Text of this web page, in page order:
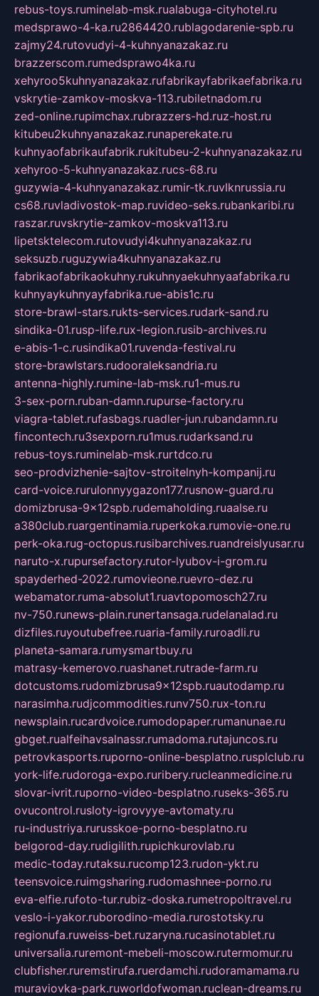
rebus-toys.ruminelab-msk.rualabuga-cityhotel.ru
medsprawo-4-ka.ru2864420.rublagodarenie-spb.ru
zajmy24.rutovudyi-4-kuhnyanazakaz.ru
brazzerscom.rumedsprawo4ka.ru
xehyroo5kuhnyanazakaz.rufabrikayfabrikaefabrika.ru
vskrytie-zamkov-moskva-113.rubiletnadom.ru
zed-online.rupimchax.rubrazzers-hd.ruz-host.ru
kitubeu2kuhnyanazakaz.runaperekate.ru
kuhnyaofabrikaufabrik.rukitubeu-2-kuhnyanazakaz.ru
xehyroo-5-kuhnyanazakaz.rucs-68.ru
guzywia-4-kuhnyanazakaz.rumir-tk.ruvlknrussia.ru
cs68.ruvladivostok-map.ruvideo-seks.rubankaribi.ru
raszar.ruvskrytie-zamkov-moskva113.ru
lipetsktelecom.rutovudyi4kuhnyanazakaz.ru
seksuzb.ruguzywia4kuhnyanazakaz.ru
fabrikaofabrikaokuhny.rukuhnyaekuhnyaafabrika.ru
kuhnyaykuhnyayfabrika.rue-abis1c.ru
store-brawl-stars.rukts-services.rudark-sand.ru
sindika-01.rusp-life.rux-legion.rusib-archives.ru
e-abis-1-c.rusindika01.ruvenda-festival.ru
store-brawlstars.rudooraleksandria.ru
antenna-highly.rumine-lab-msk.ru1-mus.ru
3-sex-porn.ruban-damn.rupurse-factory.ru
viagra-tablet.rufasbags.ruadler-jun.rubandamn.ru
fincontech.ru3sexporn.ru1mus.rudarksand.ru
rebus-toys.ruminelab-msk.rurtdco.ru
seo-prodvizhenie-sajtov-stroitelnyh-kompanij.ru
card-voice.rurulonnyygazon177.rusnow-guard.ru
domizbrusa-9x12spb.rudemaholding.ruaalse.ru
a380club.ruargentinamia.ruperkoka.rumovie-one.ru
perk-oka.rug-octopus.rusibarchives.ruandreislyusar.ru
naruto-x.rupursefactory.rutor-lyubov-i-grom.ru
spayderhed-2022.rumovieone.ruevro-dez.ru
webamator.ruma-absolut1.ruavtopomosch27.ru
nv-750.runews-plain.runertansaga.rudelanalad.ru
dizfiles.ruyoutubefree.ruaria-family.ruroadli.ru
planeta-samara.rumysmartbuy.ru
matrasy-kemerovo.ruashanet.rutrade-farm.ru
dotcustoms.rudomizbrusa9x12spb.ruautodamp.ru
narasimha.rudjcommodities.runv750.rux-ton.ru
newsplain.rucardvoice.rumodopaper.rumanunae.ru
gbget.rualfeihavsalnassr.rumadoma.rutajuncos.ru
petrovkasports.ruporno-online-besplatno.rusplclub.ru
york-life.rudoroga-expo.ruribery.rucleanmedicine.ru
slovar-ivrit.ruporno-video-besplatno.ruseks-365.ru
ovucontrol.rusloty-igrovyye-avtomaty.ru
ru-industriya.rurusskoe-porno-besplatno.ru
belgorod-day.rudigilith.rupichkurovlab.ru
medic-today.rutaksu.rucomp123.rudon-ykt.ru
teensvoice.ruimgsharing.rudomashnee-porno.ru
eva-elfie.rufoto-tur.rubiz-doska.rumetropoltravel.ru
veslo-i-yakor.ruborodino-media.rurostotsky.ru
regionufa.ruweiss-bet.ruzaryna.rucasinotablet.ru
universalia.ruremont-mebeli-moscow.rutermomur.ru
clubfisher.ruremstirufa.ruerdamchi.rudoramamama.ru
muraviovka-park.ruworldofwoman.ruclean-dreams.ru